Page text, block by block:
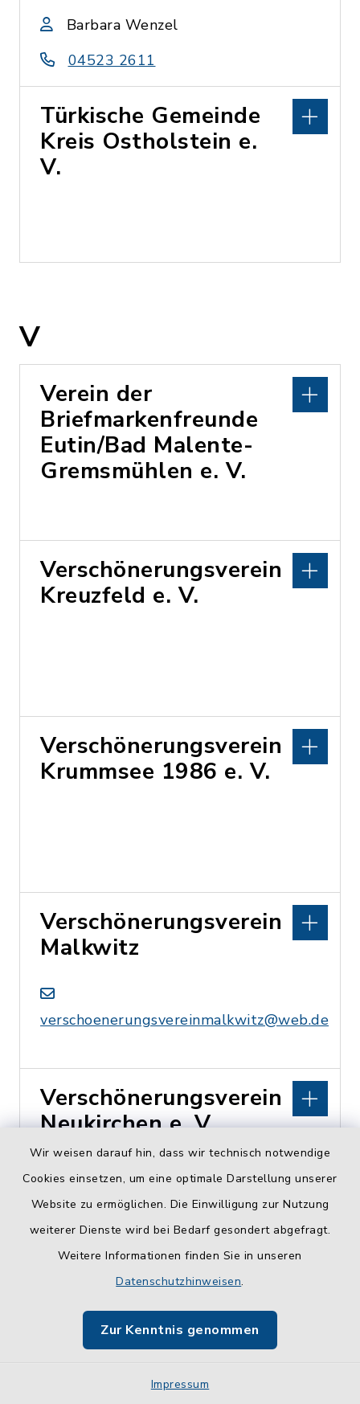
Wir weisen darauf hin, dass wir technisch notwendige
Cookies einsetzen, um eine optimale Darstellung unserer
Website zu ermöglichen. Die Einwilligung zur Nutzung
weiterer Dienste wird bei Bedarf gesondert abgefragt.
Weitere Informationen finden Sie in unseren
Datenschutzhinweisen.
Zur Kenntnis genommen
Impressum
Barbara Wenzel
04523 2611
Türkische Gemeinde
Kreis Ostholstein e.
V.
V
Verein der
Briefmarkenfreunde
Eutin/Bad Malente-
Gremsmühlen e. V.
Verschönerungsverein
Kreuzfeld e. V.
Verschönerungsverein
Krummsee 1986 e. V.
Verschönerungsverein
Malkwitz
verschoenerungsvereinmalkwitz@web.de
Verschönerungsverein
Neukirchen e. V.
Björn Degner
0172 32 78 927
Verschönerungsverein